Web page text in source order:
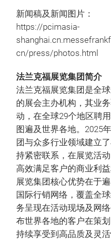
新闻稿及新闻图片：
https://pcimasia-
cn/press/photos.html
法兰克福展览集团简介
法兰克福展览集团是全
的展会主办机构，其业
动，在全球29个地区聘
图遍及世界各地。2025
团与众多行业领域建立
持紧密联系，在展览活
高效满足客户的商业利
展览集团核心优势在于
国际行销网络，覆盖全
务呈现在活动现场及网
布世界各地的客户在策
持续享受到高品质及灵